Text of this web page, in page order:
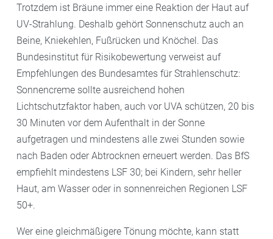
Trotzdem ist Bräune immer eine Reaktion der Haut auf
UV-Strahlung. Deshalb gehört Sonnenschutz auch an
Beine, Kniekehlen, Fußrücken und Knöchel. Das
Bundesinstitut für Risikobewertung verweist auf
Empfehlungen des Bundesamtes für Strahlenschutz:
Sonnencreme sollte ausreichend hohen
Lichtschutzfaktor haben, auch vor UVA schützen, 20 bis
30 Minuten vor dem Aufenthalt in der Sonne
aufgetragen und mindestens alle zwei Stunden sowie
nach Baden oder Abtrocknen erneuert werden. Das BfS
empfiehlt mindestens LSF 30; bei Kindern, sehr heller
Haut, am Wasser oder in sonnenreichen Regionen LSF
50+.
Wer eine gleichmäßigere Tönung möchte, kann statt